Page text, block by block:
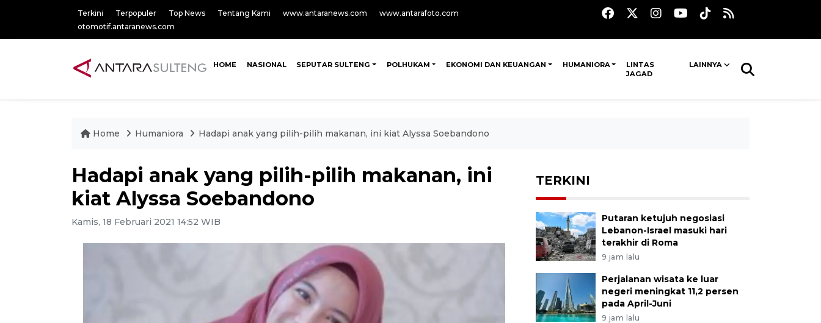
Terkini Terpopuler Top News Tentang Kami www.antaranews.com
www.antarafoto.com
otomotif.antaranews.com
HOME NASIONAL SEPUTAR SULTENG POLHUKAM EKONOMI DAN KEUANGAN HUMANIORA
LINTAS
JAGAD
LAINNYA
Home Humaniora Hadapi anak yang pilih-pilih makanan, ini kiat Alyssa Soebandono
Hadapi anak yang pilih-pilih makanan, ini
kiat Alyssa Soebandono
Kamis, 18 Februari 2021 14:52 WIB
TERKINI
Putaran ketujuh negosiasi
Lebanon-Israel masuki hari
terakhir di Roma
9 jam lalu
Perjalanan wisata ke luar
negeri meningkat 11,2 persen
pada April-Juni
9 jam lalu